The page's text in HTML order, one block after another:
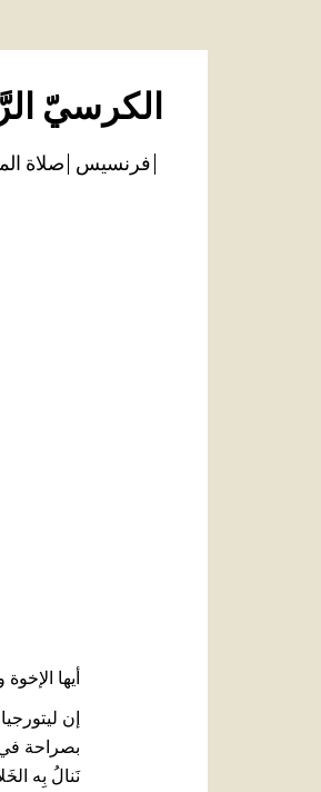
الكرسيّ
فرنسيس صلاة
أيها
إن
بصراحة